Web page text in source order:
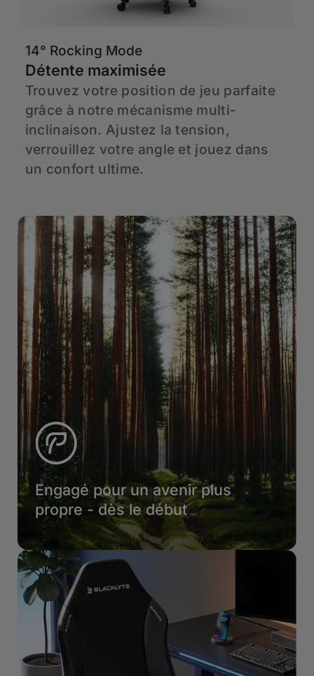
14° Rocking Mode
Détente maximisée
Trouvez votre position de jeu parfaite
grâce à notre mécanisme multi-
inclinaison. Ajustez la tension,
verrouillez votre angle et jouez dans
un confort ultime.
Engagé pour un avenir plus
propre - dès le début